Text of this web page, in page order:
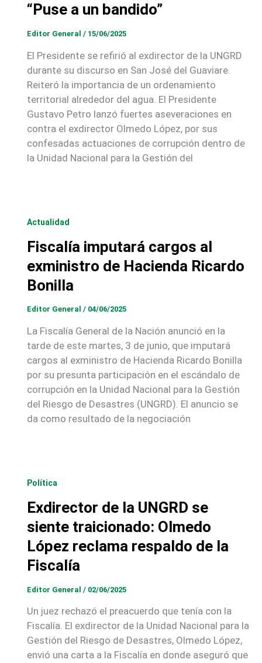
“Puse a un bandido”
Editor General / 15/06/2025
El Presidente se refirió al exdirector de la UNGRD
durante su discurso en San José del Guaviare.
Reiteró la importancia de un ordenamiento
territorial alrededor del agua. El Presidente
Gustavo Petro lanzó fuertes aseveraciones en
contra el exdirector Olmedo López, por sus
confesadas actuaciones de corrupción dentro de
la Unidad Nacional para la Gestión del
Actualidad
Fiscalía imputará cargos al
exministro de Hacienda Ricardo
Bonilla
Editor General / 04/06/2025
La Fiscalía General de la Nación anunció en la
tarde de este martes, 3 de junio, que imputará
cargos al exministro de Hacienda Ricardo Bonilla
por su presunta participación en el escándalo de
corrupción en la Unidad Nacional para la Gestión
del Riesgo de Desastres (UNGRD). El anuncio se
da como resultado de la negociación
Política
Exdirector de la UNGRD se
siente traicionado: Olmedo
López reclama respaldo de la
Fiscalía
Editor General / 02/06/2025
Un juez rechazó el preacuerdo que tenía con la
Fiscalía. El exdirector de la Unidad Nacional para la
Gestión del Riesgo de Desastres, Olmedo López,
envió una carta a la Fiscalía en donde aseguró que